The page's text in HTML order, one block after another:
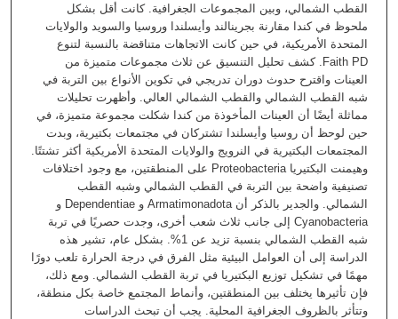
القطب الشمالي، وبين المجموعات الجغرافية. كانت أقل بشكل
ملحوظ في كندا مقارنة بجرينالند وأيسلندا وروسيا والسويد والولايات
المتحدة الأمريكية، في حين كانت الاتجاهات متناقضة بالنسبة لتنوع
Faith PD. كشف تحليل التنسيق عن ثلاث مجموعات متميزة من
العينات واقترح حدوث دوران تدريجي في تكوين الأنواع بين التربة في
شبه القطب الشمالي والقطب الشمالي العالي. وأظهرت تحليلات
مماثلة أيضًا أن العينات المأخوذة من كندا شكلت مجموعة متميزة، في
حين لوحظ أن روسيا وأيسلندا تشتركان في مجتمعات بكتيرية، وبدت
المجتمعات البكتيرية في النرويج والولايات المتحدة الأمريكية أكثر تشتتًا.
وهيمنت البكتيريا Proteobacteria على المنطقتين، مع وجود اختلافات
تصنيفية واضحة بين التربة في القطب الشمالي وشبه القطب
الشمالي. والجدير بالذكر أن Armatimonadota و Dependentiae و
Cyanobacteria إلى جانب ثلاث شعب أخرى، وجدت حصريًا في تربة
شبه القطب الشمالي بنسبة تزيد عن 1%. بشكل عام، تشير هذه
الدراسة إلى أن العوامل البيئية مثل الفرق في درجة الحرارة تلعب دورًا
مهمًا في تشكيل توزيع البكتيريا في تربة القطب الشمالي. ومع ذلك،
فإن تأثيرها يختلف بين المنطقتين، وأنماط المجتمع خاصة بكل منطقة،
وتتأثر بالظروف الجغرافية المحلية. يجب أن تبحث الدراسات